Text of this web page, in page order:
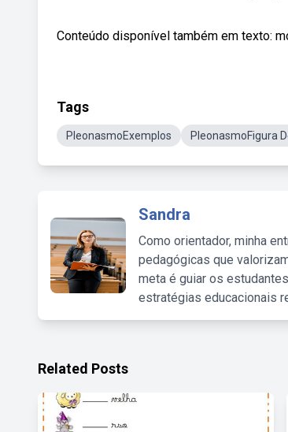
Conteúdo disponível também em texto:
Tags
PleonasmoExemplos PleonasmoFigura
Sandra
Como orientador, minha
pedagógicas que
meta é guiar os
estratégias educacionais
Related Posts